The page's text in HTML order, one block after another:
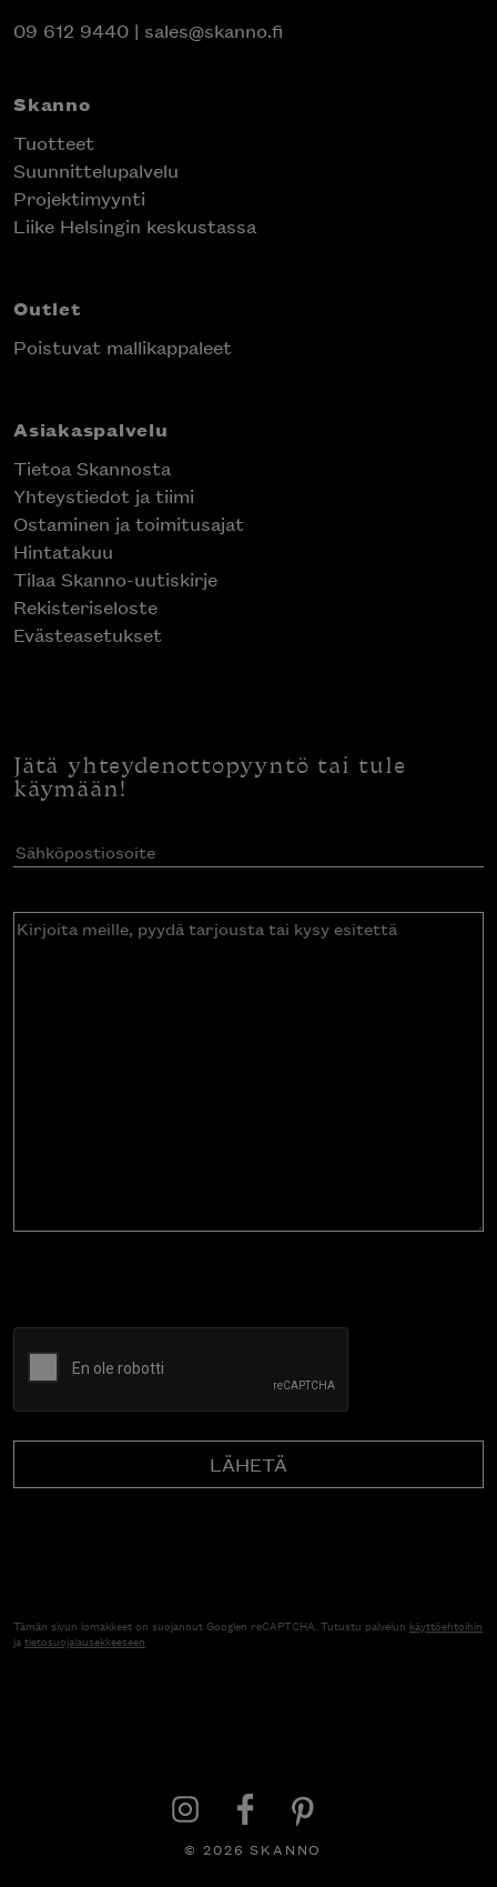
09 612 9440 | sales@skanno.fi
Skanno
Tuotteet
Suunnittelupalvelu
Projektimyynti
Liike Helsingin keskustassa
Outlet
Poistuvat mallikappaleet
Asiakaspalvelu
Tietoa Skannosta
Yhteystiedot ja tiimi
Ostaminen ja toimitusajat
Hintatakuu
Tilaa Skanno-uutiskirje
Rekisteriseloste
Evästeasetukset
Jätä yhteydenottopyyntö tai tule
käymään!
Sähköpostiosoite(Pakollinen)
Kirjoita
Tämän sivun lomakkeet on suojannut Googlen reCAPTCHA. Tutustu palvelun käyttöehtoihin
jatietosuojalausekkeeseen
© 2026 SKANNO